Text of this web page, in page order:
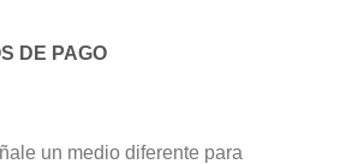
DE PAGO
un medio diferente para